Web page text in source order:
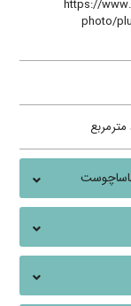
https://
photo/